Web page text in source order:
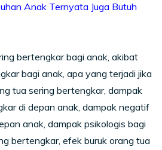
Anak Ternyata Juga Butuh
bertengkar bagi anak, akibat
bagi anak, apa yang terjadi jika
tua sering bertengkar, dampak
di depan anak, dampak negatif
anak, dampak psikologis bagi
bertengkar, efek buruk orang tua